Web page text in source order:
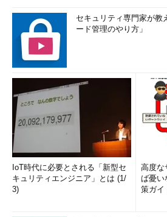
セキュリティ専門家が教
ード管理のやり方」
IoT時代に必要とされる「新型セ
キュリティエンジニア」とは (1/
3)
高度な
ば憂い
策ガイ